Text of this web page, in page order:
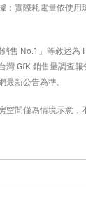
實際耗電量依使用
售 No.1」等敘述為
灣 GfK 銷售量調查報
新公告為準。
空間僅為情境示意，